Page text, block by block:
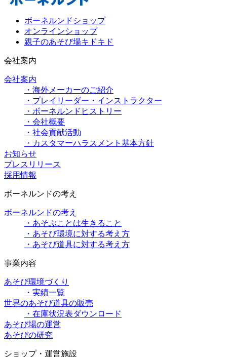
ボーネルンドショップ
オンラインショップ
親子のあそび場キドキド
会社案内
会社案内
・海外メーカーのご紹介
・プレイリーダー・インストラクター
・ボーネルンドヒストリー
・会社概要
・社会貢献活動
・カスタマーハラスメント基本方針
お知らせ
プレスリリース
採用情報
ボーネルンドの考え
ボーネルンドの考え
・あそぶことは生きること
・あそび環境に対する考え方
・あそび道具に対する考え方
事業内容
あそび環境づくり
・実績一覧
世界のあそび道具の販売
・在庫状況表ダウンロード
あそび場の運営
あそびの研究
ショップ・運営施設